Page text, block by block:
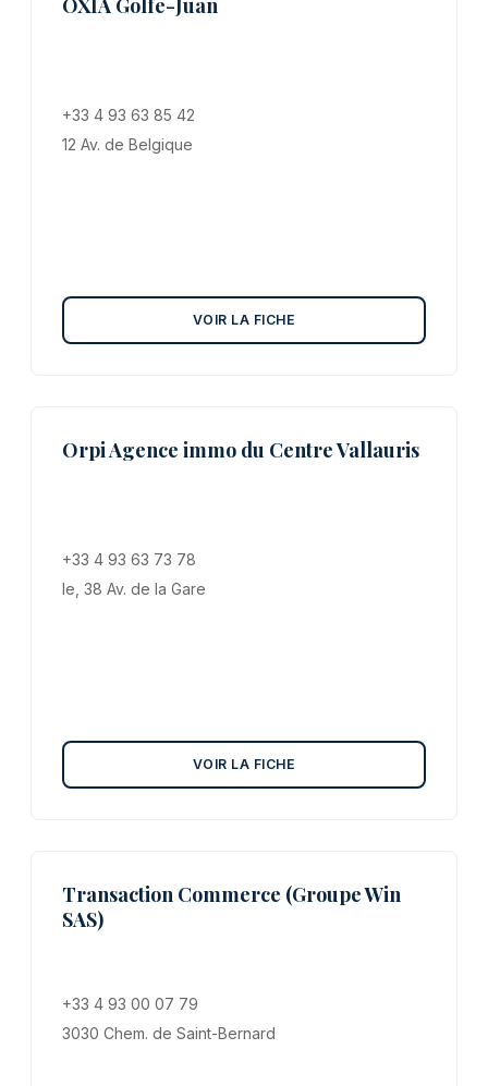
+33 4 93 63 85 42
12 Av. de Belgique
VOIR LA FICHE
Orpi Agence immo du Centre Vallauris
+33 4 93 63 73 78
le, 38 Av. de la Gare
VOIR LA FICHE
Transaction Commerce (Groupe Win
SAS)
+33 4 93 00 07 79
3030 Chem. de Saint-Bernard